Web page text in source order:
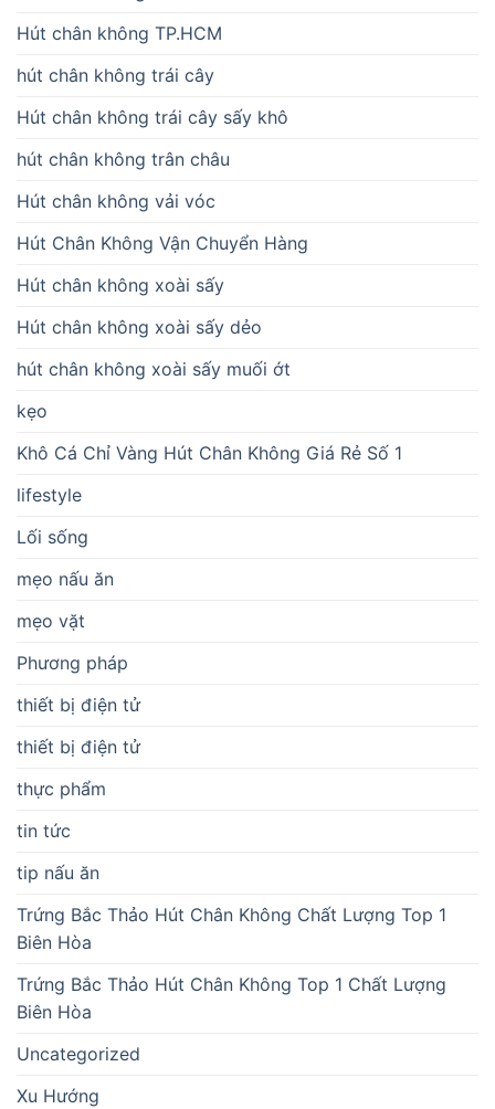
Hút chân không TP.HCM
hút chân không trái cây
Hút chân không trái cây sấy khô
hút chân không trân châu
Hút chân không vải vóc
Hút Chân Không Vận Chuyển Hàng
Hút chân không xoài sấy
Hút chân không xoài sấy dẻo
hút chân không xoài sấy muối ớt
kẹo
Khô Cá Chỉ Vàng Hút Chân Không Giá Rẻ Số 1
lifestyle
Lối sống
mẹo nấu ăn
mẹo vặt
Phương pháp
thiết bị điện tử
thiết bị điện tử
thực phẩm
tin tức
tip nấu ăn
Trứng Bắc Thảo Hút Chân Không Chất Lượng Top 1
Biên Hòa
Trứng Bắc Thảo Hút Chân Không Top 1 Chất Lượng
Biên Hòa
Uncategorized
Xu Hướng